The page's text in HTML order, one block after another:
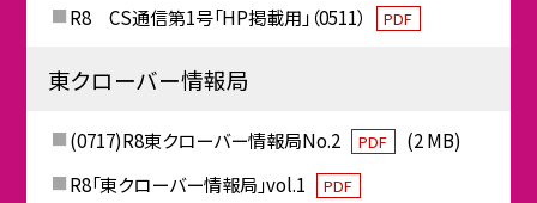
R8 CS通信第1号「HP掲載用」（0511）
PDF
東クローバー情報局
(0717)R8東クローバー情報局No.2 PDF
(2 MB)
R8「東クローバー情報局」vol.1
PDF